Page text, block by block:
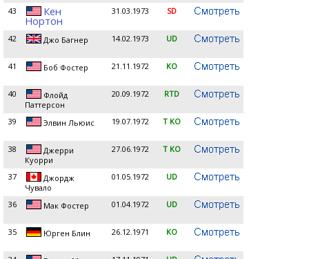
43 Кен
Нортон
31.03.1973 SD
42 Джо Багнер 14.02.1973 UD
41 Боб Фостер 21.11.1972 KO
40
Флойд
Паттерсон
20.09.1972 RTD
39 Элвин Льюис 19.07.1972 T KO
38
Джерри
Куорри
27.06.1972 T KO
37
Джордж
Чувало
01.05.1972 UD
36 Мак Фостер 01.04.1972 UD
35 Юрген Блин 26.12.1971 KO